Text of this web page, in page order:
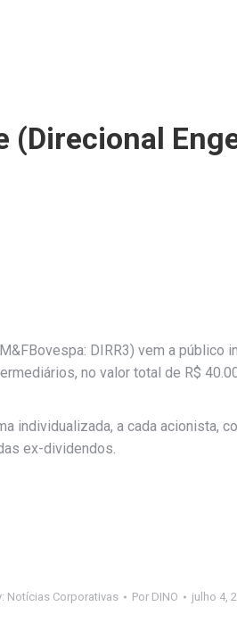
(Direcional
DIRR3) vem a público
no valor total de R$
a cada acionista,
ex-dividendos.
Notícias Corporativas Por DINO julho 4,